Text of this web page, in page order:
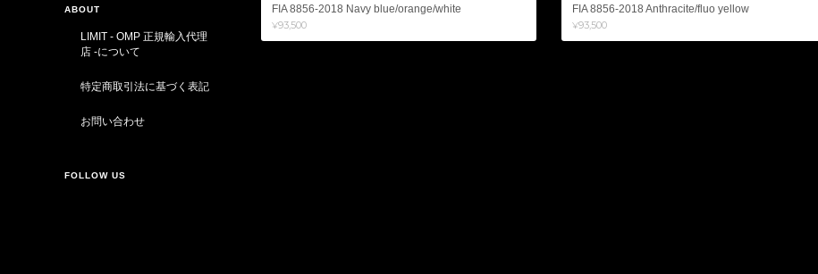
FIA 8856-2018 Navy blue/orange/white
¥93,500
FIA 8856-2018 Anthracite/fluo yellow
¥93,500
ABOUT
LIMIT - OMP 正規輸入代理
店 -について
特定商取引法に基づく表記
お問い合わせ
FOLLOW US